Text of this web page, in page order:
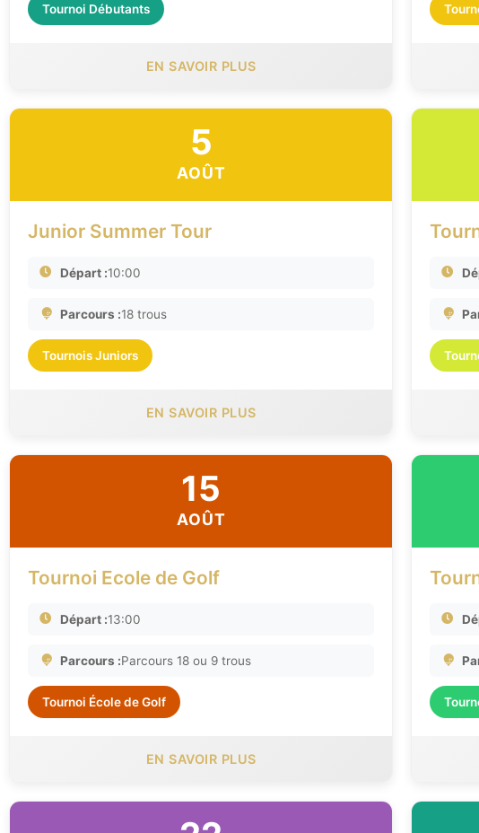
Tournoi Débutants
EN SAVOIR PLUS
5
AOÛT
Junior Summer Tour
Départ :10:00
Parcours :18 trous
Tournois Juniors
EN SAVOIR PLUS
15
AOÛT
Tournoi Ecole de Golf
Départ :13:00
Parcours :Parcours 18 ou 9 trous
Tournoi École de Golf
EN SAVOIR PLUS